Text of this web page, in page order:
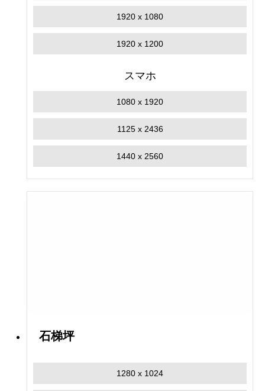
1920 x 1080
1920 x 1200
スマホ
1080 x 1920
1125 x 2436
1440 x 2560
石梯坪
1280 x 1024